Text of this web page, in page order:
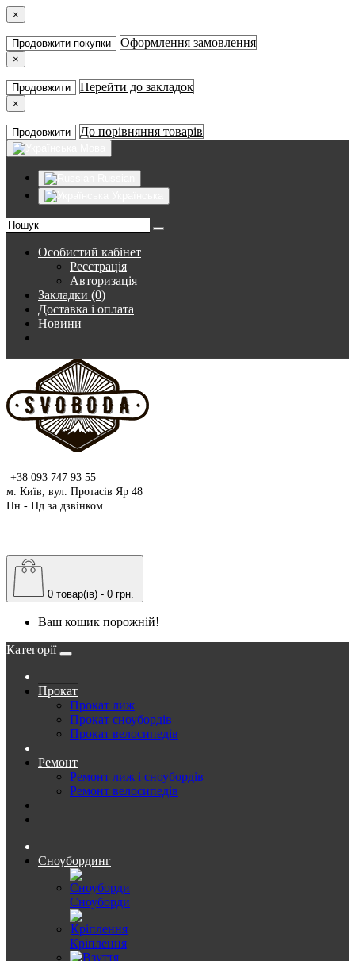
×
Продовжити покупки Оформлення замовлення
×
Продовжити Перейти до закладок
×
Продовжити До порівняння товарів
Особистий кабінет
Реєстрація
Авторизація
Закладки (0)
Доставка і оплата
Новини
+38 093 747 93 55
м. Київ, вул. Протасів Яр 48
Пн - Нд за дзвінком
0 товар(ів) - 0 грн.
Ваш кошик порожній!
Категорії
Прокат
Прокат лиж
Прокат сноубордів
Прокат велосипедів
Ремонт
Ремонт лиж і сноубордів
Ремонт велосипедів
Сноубординг
Сноуборди
Кріплення